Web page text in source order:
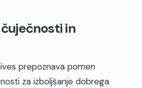
in
prepoznava pomen
za izboljšanje dobrega